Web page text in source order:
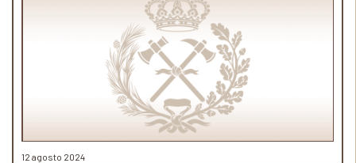
12 agosto 2024